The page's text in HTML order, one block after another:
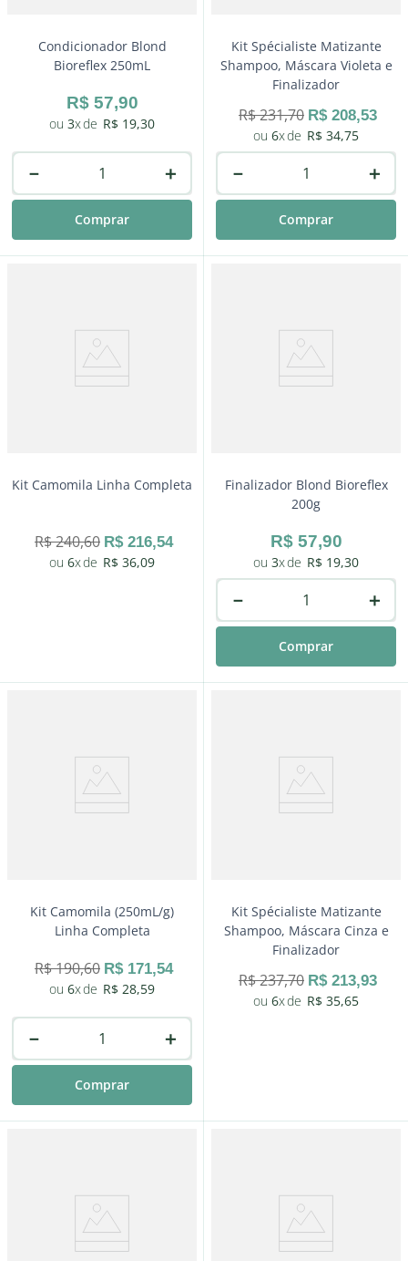
Condicionador Blond
Bioreflex 250mL
R$ 57,90
3 R$ 19,30
＋
－
Comprar
Kit Spécialiste Matizante
Shampoo, Máscara Violeta e
Finalizador
R$231,70 R$ 208,53
6
R$ 34,75
＋
－
Comprar
Kit Camomila Linha Completa
R$240,60 R$ 216,54
6
R$ 36,09
Finalizador Blond Bioreflex
200g
R$ 57,90
3 R$ 19,30
＋
－
Comprar
Kit Camomila (250mL/g)
Linha Completa
R$190,60 R$ 171,54
6
R$ 28,59
＋
－
Comprar
Kit Spécialiste Matizante
Shampoo, Máscara Cinza e
Finalizador
R$237,70 R$ 213,93
6
R$ 35,65
Comprar